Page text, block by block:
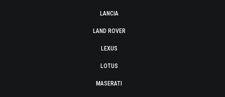
LANCIA
LAND ROVER
LEXUS
LOTUS
MASERATI